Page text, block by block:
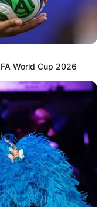
World Cup 2026